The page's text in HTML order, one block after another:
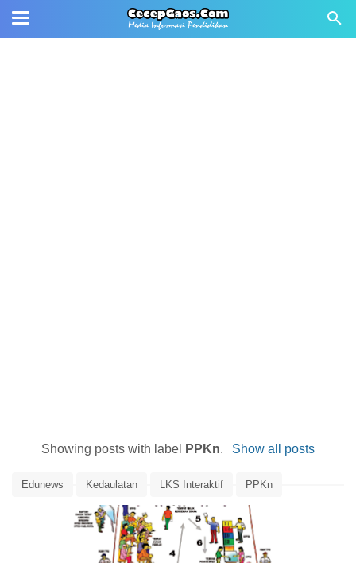
Showing posts with label PPKn. Show all posts
Edunews Kedaulatan LKS Interaktif PPKn
PPKn Kelas 9 Teori Kedaulatan